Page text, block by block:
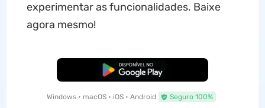
experimentar as funcionalidades. Baixe
agora mesmo!
Baixar Grátis
Windows • macOS • iOS • Android Seguro 100%